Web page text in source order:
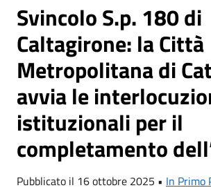
Svincolo S.p. 180 di
Caltagirone: la Città
Metropolitana di
avvia le
istituzionali per il
completamento
Pubblicato il 16 ottobre 2025 • In Primo